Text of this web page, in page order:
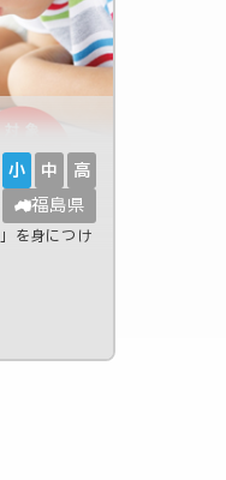
小 中 高
福島県
を身につけ